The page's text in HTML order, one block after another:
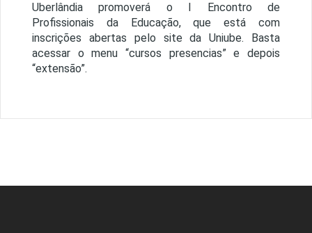
Uberlândia promoverá o I Encontro de
Profissionais da Educação, que está com
inscrições abertas pelo site da Uniube. Basta
acessar o menu “cursos presencias” e depois
“extensão”.